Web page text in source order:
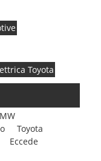
Toyota
Toyota
Eccede